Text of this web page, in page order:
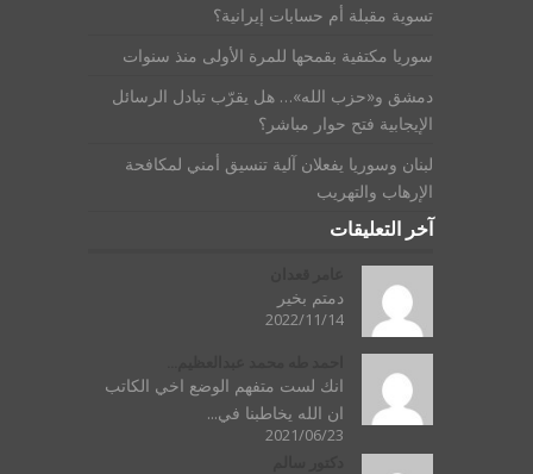
تسوية مقبلة أم حسابات إيرانية؟
سوريا مكتفية بقمحها للمرة الأولى منذ سنوات
دمشق و«حزب الله»… هل يقرّب تبادل الرسائل
الإيجابية فتح حوار مباشر؟
لبنان وسوريا يفعلان آلية تنسيق أمني لمكافحة
الإرهاب والتهريب
آخر التعليقات
دمتم بخير
2022/11/14
انك لست متفهم الوضع اخي الكاتب
ان الله يخاطبنا في...
2021/06/23